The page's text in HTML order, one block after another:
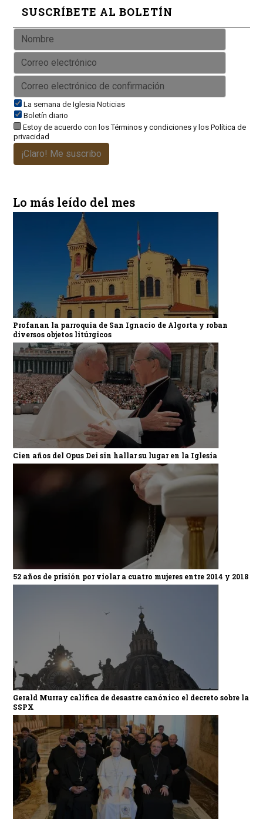
SUSCRÍBETE AL BOLETÍN
La semana de Iglesia Noticias
Boletín diario
Estoy de acuerdo con losTérminos y condicionesy los Política de
privacidad
¡Claro! Me suscribo
Lo más leído del mes
Profanan la parroquia de San Ignacio de Algorta y roban
diversos objetos litúrgicos
Cien años del Opus Dei sin hallar su lugar en la Iglesia
52 años de prisión por violar a cuatro mujeres entre 2014 y 2018
Gerald Murray califica de desastre canónico el decreto sobre la
SSPX